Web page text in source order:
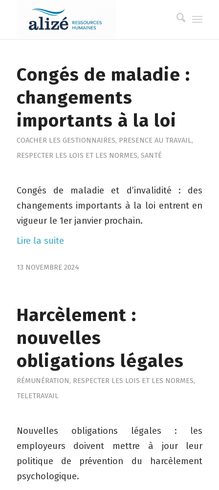
Congés de maladie :
changements
importants à la loi
COACHER LES GESTIONNAIRES, PRESENCE AU TRAVAIL,
RESPECTER LES LOIS ET LES NORMES, SANTÉ
Congés de maladie et d’invalidité : des
changements importants à la loi entrent en
vigueur le 1er janvier prochain.
Lire la suite
13 NOVEMBRE 2024
Harcèlement :
nouvelles
obligations légales
RÉMUNÉRATION, RESPECTER LES LOIS ET LES NORMES,
TELETRAVAIL
Nouvelles obligations légales : les
employeurs doivent mettre à jour leur
politique de prévention du harcèlement
psychologique.